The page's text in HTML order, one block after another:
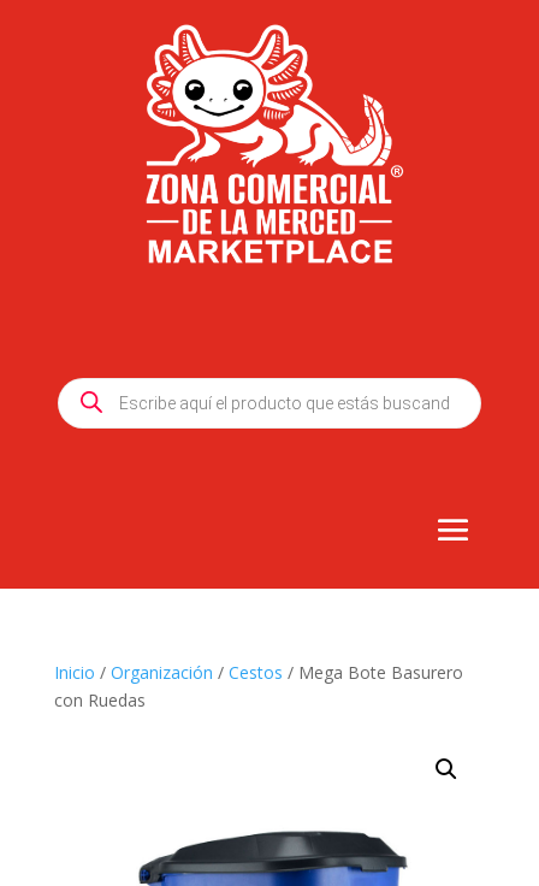
Products
search
Inicio / Organización / Cestos / Mega Bote Basurero
con Ruedas